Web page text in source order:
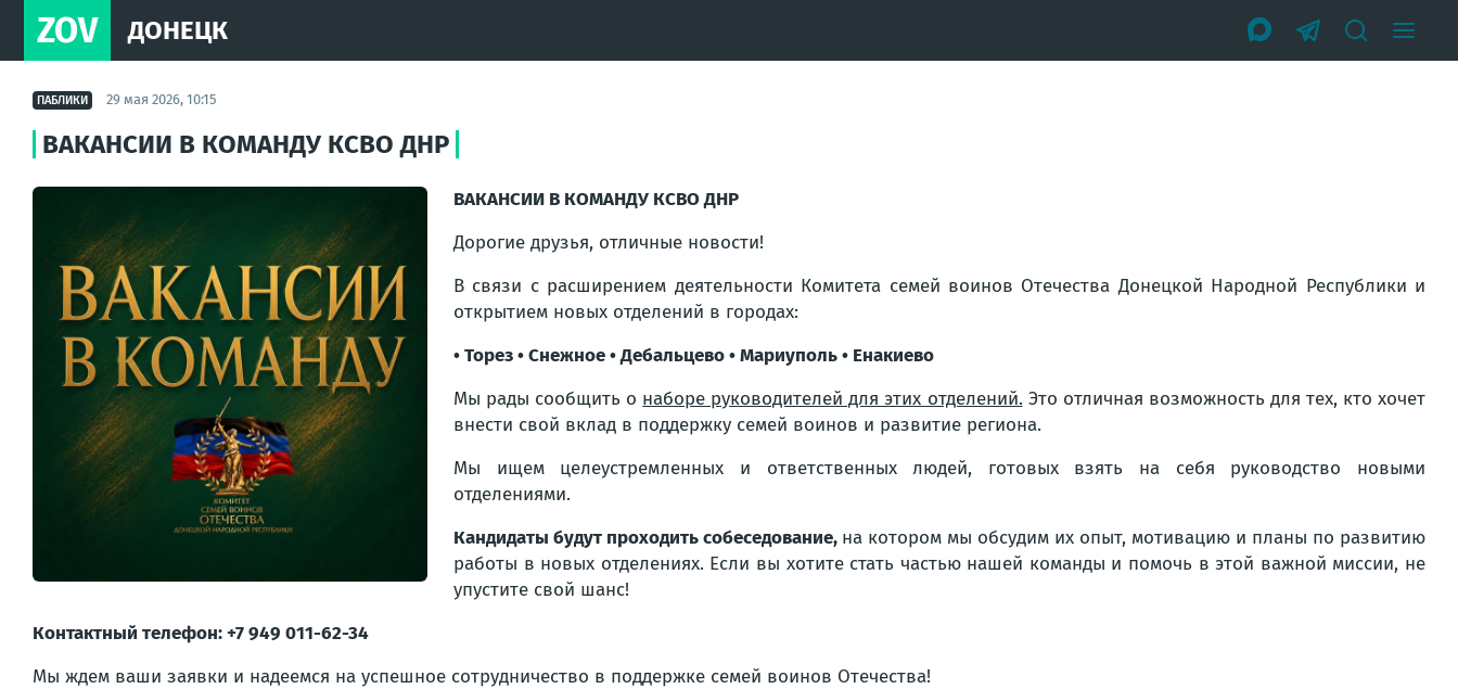
ZOV ДОНЕЦК
ПАБЛИКИ 29 мая 2026, 10:15
ВАКАНСИИ В КОМАНДУ КСВО ДНР
ВАКАНСИИ В КОМАНДУ КСВО ДНР
Дорогие друзья, отличные новости!
В связи с расширением деятельности Комитета семей воинов Отечества Донецкой Народной Республики и
открытием новых отделений в городах:
• Торез • Снежное • Дебальцево • Мариуполь • Енакиево
Мы рады сообщить о наборе руководителей для этих отделений. Это отличная возможность для тех, кто хочет
внести свой вклад в поддержку семей воинов и развитие региона.
Мы ищем целеустремленных и ответственных людей, готовых взять на себя руководство новыми
отделениями.
Кандидаты будут проходить собеседование, на котором мы обсудим их опыт, мотивацию и планы по развитию
работы в новых отделениях. Если вы хотите стать частью нашей команды и помочь в этой важной миссии, не
упустите свой шанс!
Контактный телефон: +7 949 011-62-34
Мы ждем ваши заявки и надеемся на успешное сотрудничество в поддержке семей воинов Отечества!